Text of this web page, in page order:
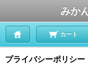
みか
カート
プライバシーポリシー